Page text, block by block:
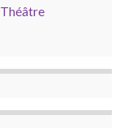
Théâtre